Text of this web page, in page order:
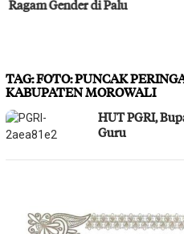
Ragam Gender di Palu
TAG:FOTO: PUNCAK
KABUPATEN MOROWALI
HUT PGRI,
Guru